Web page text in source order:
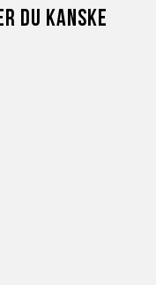
du kanske